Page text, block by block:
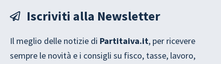
Iscriviti alla Newsletter
Il meglio delle notizie di Partitaiva.it, per ricevere
sempre le novità e i consigli su fisco, tasse, lavoro,